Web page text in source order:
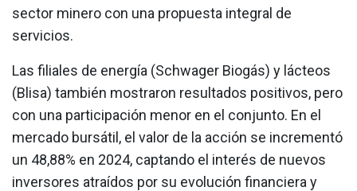
sector minero con una propuesta integral de
servicios.
Las filiales de energía (Schwager Biogás) y lácteos
(Blisa) también mostraron resultados positivos, pero
con una participación menor en el conjunto. En el
mercado bursátil, el valor de la acción se incrementó
un 48,88% en 2024, captando el interés de nuevos
inversores atraídos por su evolución financiera y